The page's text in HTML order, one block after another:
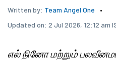
Written by: Team Angel One
Updated on: 2 Jul 2026, 12:12 am
எல் நினோ மற்றும்